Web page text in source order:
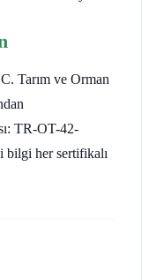
Tarım ve Orman
TR-OT-42-
her sertifikalı